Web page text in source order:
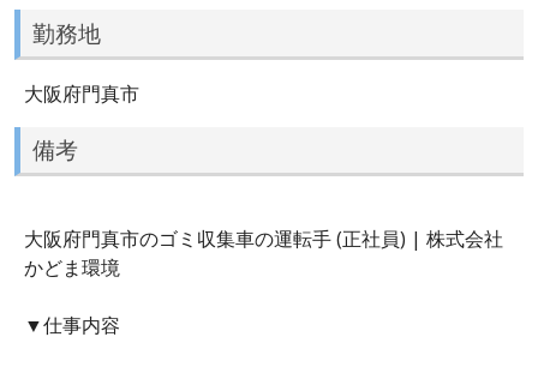
勤務地
大阪府門真市
備考
大阪府門真市のゴミ収集車の運転手 (正社員) | 株式会社
かどま環境
▼仕事内容